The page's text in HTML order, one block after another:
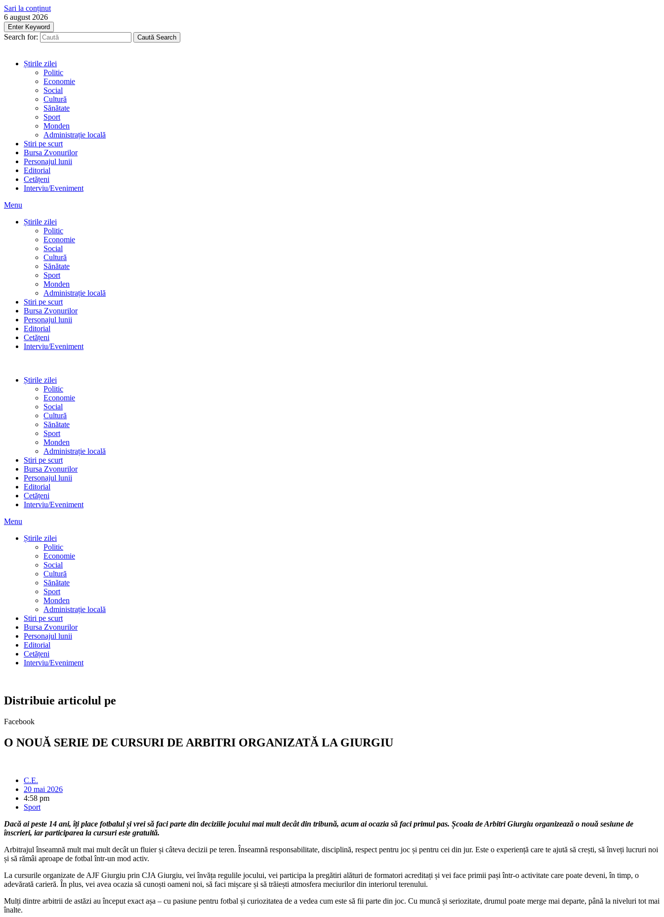
Sari la conținut
6 august 2026
Enter Keyword
Search for: Caută Search
Știrile zilei
Politic
Economie
Social
Cultură
Sănătate
Sport
Monden
Administrație locală
Stiri pe scurt
Bursa Zvonurilor
Personajul lunii
Editorial
Cetățeni
Interviu/Eveniment
Menu
Știrile zilei
Politic
Economie
Social
Cultură
Sănătate
Sport
Monden
Administrație locală
Stiri pe scurt
Bursa Zvonurilor
Personajul lunii
Editorial
Cetățeni
Interviu/Eveniment
Știrile zilei
Politic
Economie
Social
Cultură
Sănătate
Sport
Monden
Administrație locală
Stiri pe scurt
Bursa Zvonurilor
Personajul lunii
Editorial
Cetățeni
Interviu/Eveniment
Menu
Știrile zilei
Politic
Economie
Social
Cultură
Sănătate
Sport
Monden
Administrație locală
Stiri pe scurt
Bursa Zvonurilor
Personajul lunii
Editorial
Cetățeni
Interviu/Eveniment
Distribuie articolul pe
Facebook
O NOUĂ SERIE DE CURSURI DE ARBITRI ORGANIZATĂ LA GIURGIU
C.E.
20 mai 2026
4:58 pm
Sport
Dacă ai peste 14 ani, îți place fotbalul și vrei să faci parte din deciziile jocului mai mult decât din tribună, acum ai ocazia să faci primul pas. Școala de Arbitri Giurgiu organizează o nouă sesiune de
înscrieri, iar participarea la cursuri este gratuită.
Arbitrajul înseamnă mult mai mult decât un fluier și câteva decizii pe teren. Înseamnă responsabilitate, disciplină, respect pentru joc și pentru cei din jur. Este o experiență care te ajută să crești, să înveți lucruri noi
și să rămâi aproape de fotbal într-un mod activ.
La cursurile organizate de AJF Giurgiu prin CJA Giurgiu, vei învăța regulile jocului, vei participa la pregătiri alături de formatori acreditați și vei face primii pași într-o activitate care poate deveni, în timp, o
adevărată carieră. În plus, vei avea ocazia să cunoști oameni noi, să faci mișcare și să trăiești atmosfera meciurilor din interiorul terenului.
Mulți dintre arbitrii de astăzi au început exact așa – cu pasiune pentru fotbal și curiozitatea de a vedea cum este să fii parte din joc. Cu muncă și seriozitate, drumul poate merge mai departe, până la niveluri tot mai
înalte.